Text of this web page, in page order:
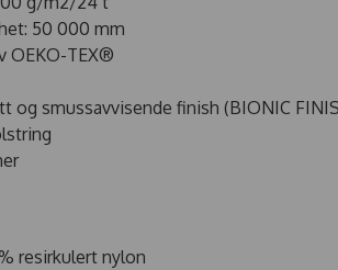
50 000 mm
OEKO-TEX®
og smussavvisende finish (BIONIC
resirkulert nylon